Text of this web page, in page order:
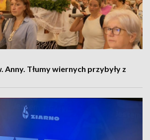
Anny. Tłumy wiernych przybyły z